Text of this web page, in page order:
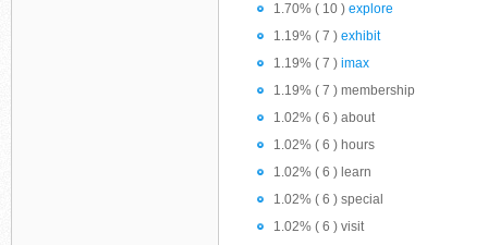
1.70% ( 10 ) explore
1.19% ( 7 ) exhibit
1.19% ( 7 ) imax
1.19% ( 7 ) membership
1.02% ( 6 ) about
1.02% ( 6 ) hours
1.02% ( 6 ) learn
1.02% ( 6 ) special
1.02% ( 6 ) visit